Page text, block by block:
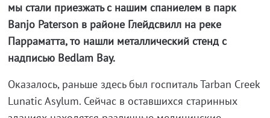
мы стали приезжать с нашим спаниелем в парк
Banjo Paterson в районе Глейдсвилл на реке
Парраматта, то нашли металлический стенд с
надписью Bedlam Bay.
Оказалось, раньше здесь был госпиталь Tarban Creek
Lunatic Asylum. Сейчас в оставшихся старинных